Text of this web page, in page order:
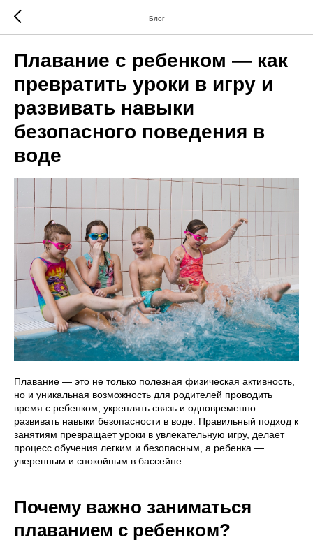
Блог
Плавание с ребенком — как
превратить уроки в игру и
развивать навыки
безопасного поведения в
воде
Плавание — это не только полезная физическая активность,
но и уникальная возможность для родителей проводить
время с ребенком, укреплять связь и одновременно
развивать навыки безопасности в воде. Правильный подход к
занятиям превращает уроки в увлекательную игру, делает
процесс обучения легким и безопасным, а ребенка —
уверенным и спокойным в бассейне.
Почему важно заниматься
плаванием с ребенком?